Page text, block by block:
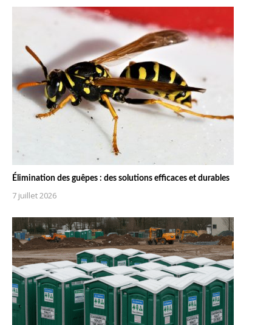
Élimination des guêpes : des solutions efficaces et durables
7 juillet 2026